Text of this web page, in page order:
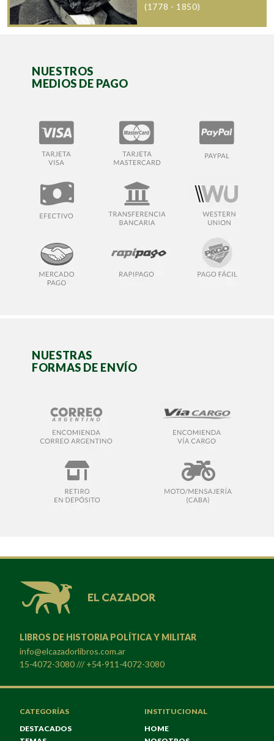
(1778 - 1850)
NUESTROS
MEDIOS DE PAGO
NUESTRAS
FORMAS DE ENVÍO
LIBROS DE HISTORIA POLÍTICA Y MILITAR
info@elcazadorlibros.com.ar
15-4072-3080 /// +54-911-4072-3080
CATEGORÍAS
DESTACADOS
INSTITUCIONAL
HOME